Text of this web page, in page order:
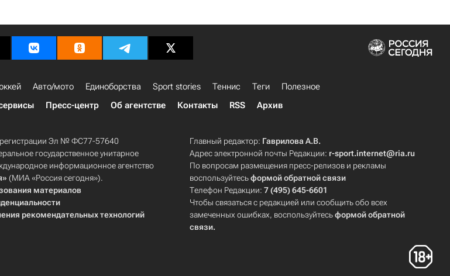
Авто/мото Единоборства Sport stories Теннис Теги
Полезное
Пресс-центр Об агентстве Контакты RSS Архив
регистрации Эл № ФС77-57640
государственное унитарное
информационное агентство
(МИА «Россия сегодня»).
материалов
рекомендательных технологий
Главный редактор: Гаврилова А.В.
Адрес электронной почты Редакции: r-sport.internet@ria.ru
По вопросам размещения пресс-релизов и рекламы
воспользуйтесьформой обратной связи
Телефон Редакции:7 (495) 645-6601
Чтобы связаться с редакцией или сообщить обо всех
замеченных ошибках, воспользуйтесьформой обратной
связи.